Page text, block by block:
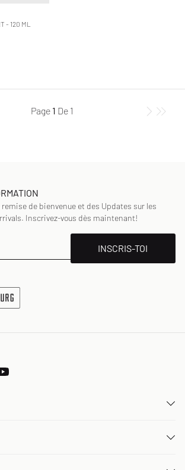
- 120 ML
Page 1 De 1
de bienvenue et des Updates sur les
Inscrivez-vous dès maintenant!
INSCRIS-TOI